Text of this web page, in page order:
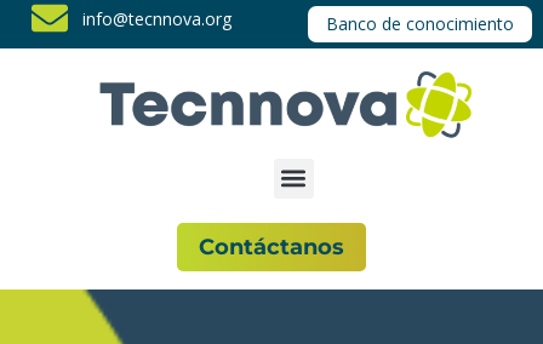
info@tecnnova.org Banco de conocimiento
Contáctanos